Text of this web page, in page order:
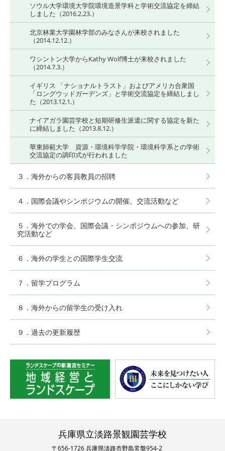
ソウル大学環境大学院環境造景学科と学術交流協定を締結
しました（2016.2.23.）
北京林業大学園林学部のみなさんが来校されました
（2014.12.12.）
ワシントン大学からKathy Wolf博士が来校されました
（2014.7.3.）
イギリス 「ナショナルトラスト」およびアメリカ合衆国
「ロングウッドガーデンズ」と学術交流協定を締結しまし
た（2013.12.1.）
ナイアガラ園芸学校と短期研修生派遣に関する協定を新た
に締結しました（2013.8.12.）
華東師範大学 資源・環境科学学院・環境科学系との学術
交流協定の調印式が行われました
３．海外からの客員教員の招聘
４．国際会議やシンポジウムの開催、交流活動など
５．海外での学会、国際会議・シンポジウムへの参加、研
究活動など
６．海外の学生との国際学生交流
７．留学プログラム
８．海外からの留学生の受け入れ
９．過去の更新履歴
兵庫県立淡路景観園芸学校
〒656-1726 兵庫県淡路市野島常盤954-2